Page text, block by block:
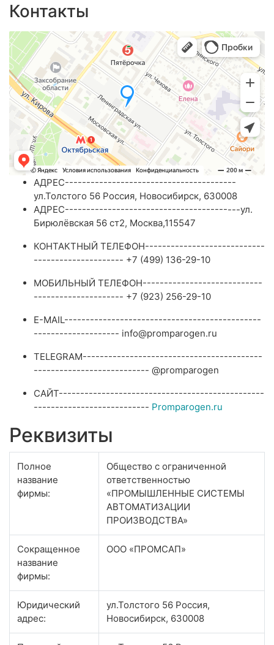
Контакты
АДРЕС----------------------------------------
ул.Толстого 56 Россия, Новосибирск, 630008
АДРЕС-----------------------------------------ул.
Бирюлёвская 56 ст2, Москва​,115547
КОНТАКТНЫЙ ТЕЛЕФОН----------------------------
--------------------- +7 (499) 136-29-10
МОБИЛЬНЫЙ ТЕЛЕФОН----------------------------
--------------------- +7 (923) 256-29-10
E-MAIL----------------------------------------------
-------------------- info@promparogen.ru
TELEGRAM------------------------------------------
--------------------------- @promparogen
САЙТ------------------------------------------------
--------------------------- Promparogen.ru
Реквизиты
Полное
название
фирмы:
Общество с ограниченной
ответственностью
«ПРОМЫШЛЕННЫЕ СИСТЕМЫ
АВТОМАТИЗАЦИИ
ПРОИЗВОДСТВА»
Сокращенное
название
фирмы:
ООО «ПРОМСАП»
Юридический
адрес:
ул.Толстого 56 Россия,
Новосибирск, 630008